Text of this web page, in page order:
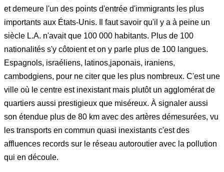
et demeure l'un des points d'entrée d'immigrants les plus
importants aux États-Unis. Il faut savoir qu'il y a à peine un
siècle L.A. n'avait que 100 000 habitants. Plus de 100
nationalités s'y côtoient et on y parle plus de 100 langues.
Espagnols, israéliens, latinos,japonais, iraniens,
cambodgiens, pour ne citer que les plus nombreux. C'est une
ville où le centre est inexistant mais plutôt un agglomérat de
quartiers aussi prestigieux que miséreux. À signaler aussi
son étendue plus de 80 km avec des artères démesurées, vu
les transports en commun quasi inexistants c'est des
affluences records sur le réseau autoroutier avec la pollution
qui en découle.